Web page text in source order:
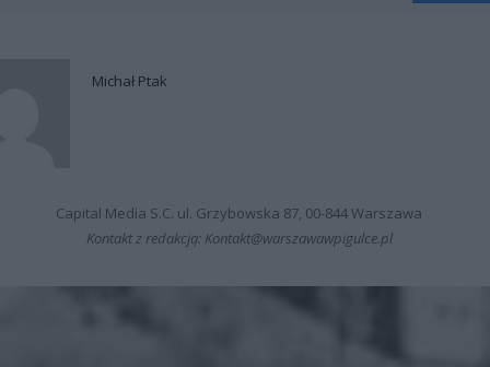
Michał Ptak
Capital Media S.C. ul. Grzybowska 87, 00-844 Warszawa
Kontakt z redakcją: Kontakt@warszawawpigulce.pl